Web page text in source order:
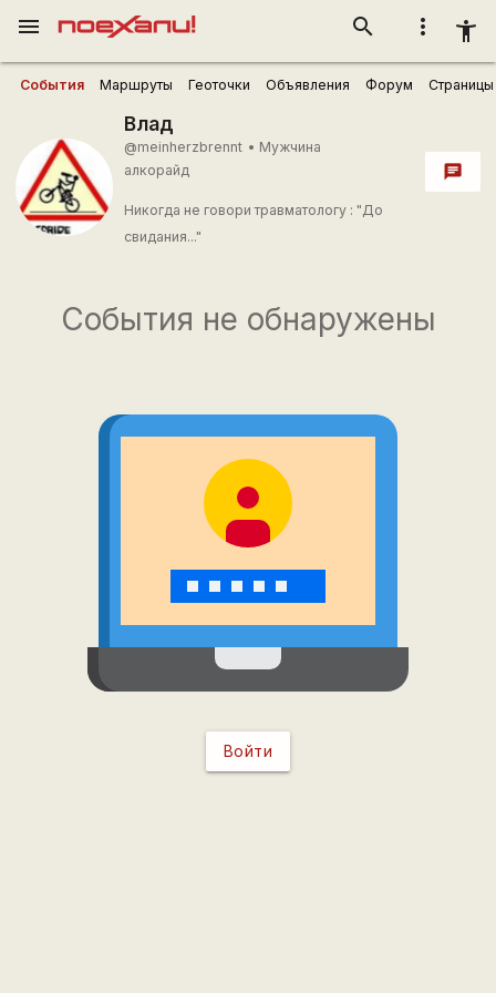
more_vert accessibility_new
search
menu
События Маршруты Геоточки Объявления Форум Страницы
Влад
@meinherzbrennt • Мужчина
алкорайд
Никогда не говори травматологу : "До
свидания..."
chat
События не обнаружены
Войти